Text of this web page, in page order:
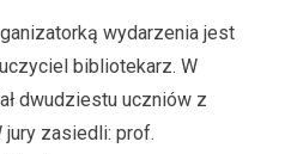
wydarzenia jest
bibliotekarz. W
dwudziestu uczniów z
jury zasiedli: prof.